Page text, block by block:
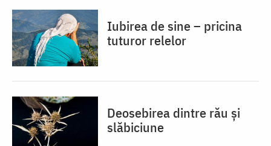
Iubirea de sine – pricina
tuturor relelor
Deosebirea dintre rău și
slăbiciune